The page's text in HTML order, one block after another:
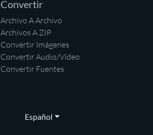
Convertir
Archivo A Archivo
Archivos A ZIP
Convertir Imágenes
Convertir Audio/Vídeo
Convertir Fuentes
Español